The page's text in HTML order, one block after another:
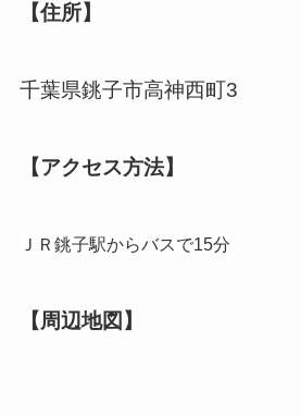
【住所】
千葉県銚子市高神西町3
【アクセス方法】
ＪＲ銚子駅からバスで15分
【周辺地図】